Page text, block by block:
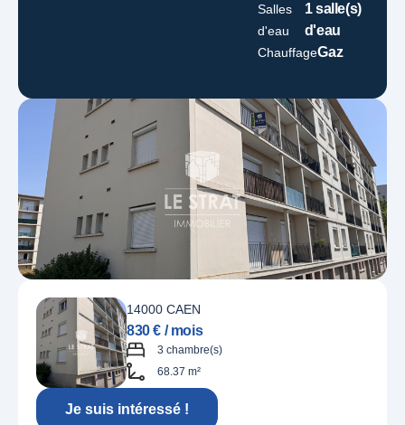
Salles
d'eau
1 salle(s)
d'eau
ChauffageGaz
14000 CAEN
830 € / mois
3 chambre(s)
68.37 m²
Je suis intéressé !